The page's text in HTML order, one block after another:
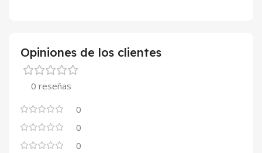
Opiniones de los clientes
0 reseñas
0
0
0